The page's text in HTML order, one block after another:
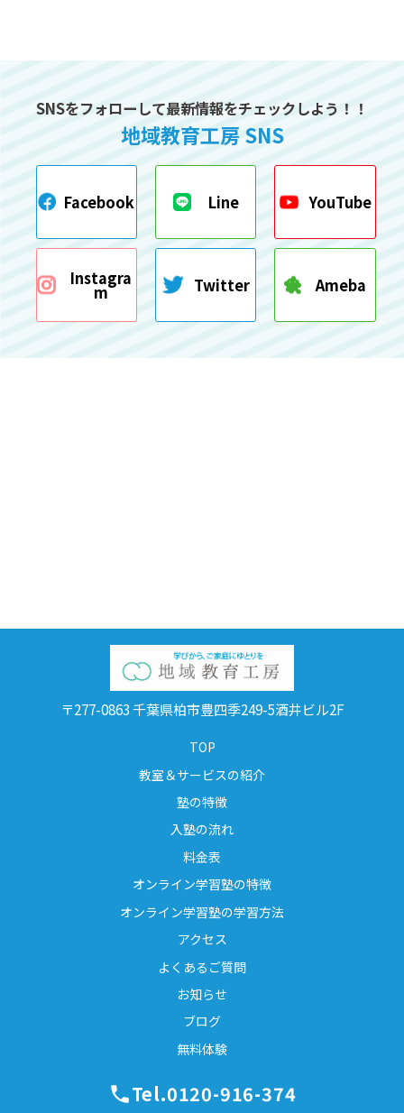
SNSをフォローして最新情報をチェックしよう！！
地域教育工房 SNS
Facebook Line YouTube
Instagra
m Twitter Ameba
TOP
教室＆サービスの紹介
塾の特徴
入塾の流れ
料金表
オンライン学習塾の特徴
オンライン学習塾の学習方法
アクセス
よくあるご質問
お知らせ
ブログ
無料体験
Tel.0120-916-374
〒277-0863 千葉県柏市豊四季249-5酒井ビル2F